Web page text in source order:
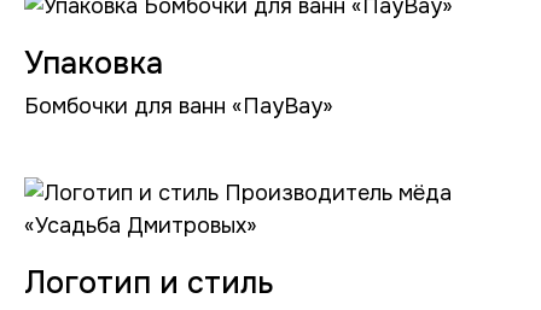
Упаковка
Бомбочки для ванн «ПауВау»
Логотип и стиль